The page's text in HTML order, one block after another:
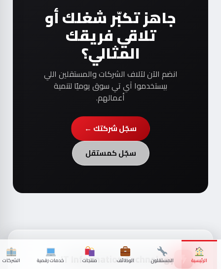
جاهز تكبّر شغلك أو
تلاقي فريقك
المثالي؟
انضم الآن لآلاف الشركات والمستقلين اللي
بيستخدموا آي تي سوق يوميًا لتنمية
أعمالهم.
سجّل شركتك ←
سجّل كمستقل
IT Information Technology الرئيسية المستقلون الوظائف منتجات خدمات رقمية الشركات